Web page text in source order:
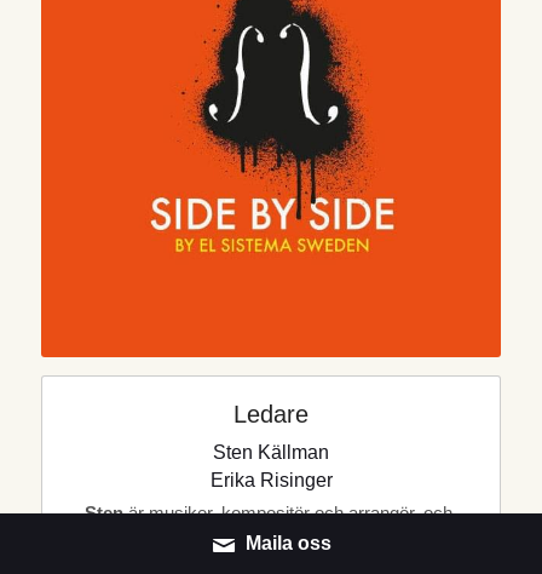
Ledare
Sten Källman
Erika Risinger
Sten är musiker, kompositör och arrangör, och
undervisar på programmet för folk- och
Maila oss